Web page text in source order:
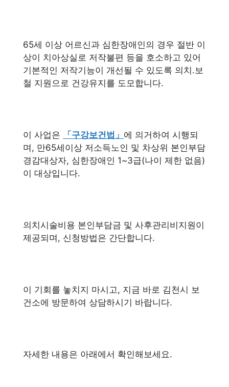
65세 이상 어르신과 심한장애인의 경우 절반 이
상이 치아상실로 저작불편 등을 호소하고 있어
기본적인 저작기능이 개선될 수 있도록 의치.보
철 지원으로 건강유지를 도모합니다.
이 사업은 「구강보건법」 에 의거하여 시행되
며, 만65세이상 저소득노인 및 차상위 본인부담
경감대상자, 심한장애인 1~3급(나이 제한 없음)
이 대상입니다.
의치시술비용 본인부담금 및 사후관리비지원이
제공되며, 신청방법은 간단합니다.
이 기회를 놓치지 마시고, 지금 바로 김천시 보
건소에 방문하여 상담하시기 바랍니다.
자세한 내용은 아래에서 확인해보세요.